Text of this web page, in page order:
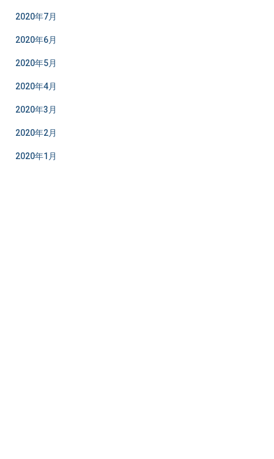
2020年7月
2020年6月
2020年5月
2020年4月
2020年3月
2020年2月
2020年1月